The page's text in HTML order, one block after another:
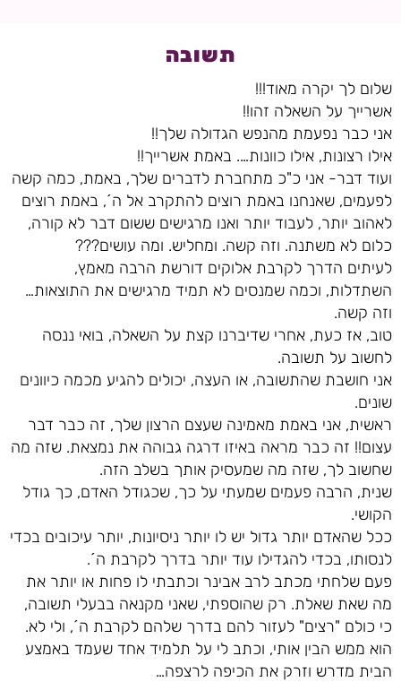
תשובה
שלום לך יקרה מאוד!!!
אשרייך על השאלה זהו!!
אני כבר נפעמת מהנפש הגדולה שלך!!
אילו רצונות, אילו כוונות…. באמת אשרייך!!
ועוד דבר- אני כ"כ מתחברת לדברים שלך, באמת, כמה קשה
לפעמים, שאנחנו באמת רוצים להתקרב אל ה´, באמת רוצים
לאהוב יותר, לעבוד יותר ואנו מרגישים ששום דבר לא קורה,
כלום לא משתנה. וזה קשה. ומחליש. ומה עושים???
לעיתים הדרך לקרבת אלוקים דורשת הרבה מאמץ,
השתדלות, וכמה שמנסים לא תמיד מרגישים את התוצאות…
וזה קשה.
טוב, אז כעת, אחרי שדיברנו קצת על השאלה, בואי ננסה
לחשוב על תשובה.
אני חושבת שהתשובה, או העצה, יכולים להגיע מכמה כיוונים
שונים.
ראשית, אני באמת מאמינה שעצם הרצון שלך, זה כבר דבר
עצום!! זה כבר מראה באיזו דרגה גבוהה את נמצאת. שזה מה
שחשוב לך, שזה מה שמעסיק אותך בשלב הזה.
שנית, הרבה פעמים שמעתי על כך, שכגודל האדם, כך גודל
הקושי.
ככל שהאדם יותר גדול יש לו יותר ניסיונות, יותר עיכובים בכדי
לנסותו, בכדי להגדילו עוד יותר בדרך לקרבת ה´.
פעם שלחתי מכתב לרב אבינר וכתבתי לו פחות או יותר את
מה שאת שאלת. רק שהוספתי, שאני מקנאה בבעלי תשובה,
כי כולם "רצים" לעזור להם בדרך שלהם לקרבת ה´, ולי לא.
הוא ממש הבין אותי, וכתב לי על תלמיד אחד שעמד באמצע
הבית מדרש וזרק את הכיפה לרצפה…